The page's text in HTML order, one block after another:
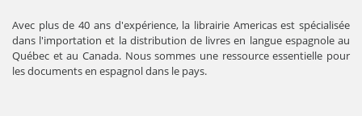
Avec plus de 40 ans d'expérience, la librairie Americas est spécialisée
dans l'importation et la distribution de livres en langue espagnole au
Québec et au Canada. Nous sommes une ressource essentielle pour
les documents en espagnol dans le pays.